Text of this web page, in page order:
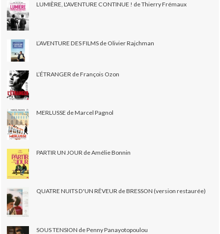
LUMIÈRE, L'AVENTURE CONTINUE ! de Thierry Frémaux
L’AVENTURE DES FILMS de Olivier Rajchman
L’ÉTRANGER de François Ozon
MERLUSSE de Marcel Pagnol
PARTIR UN JOUR de Amélie Bonnin
QUATRE NUITS D'UN RÊVEUR de BRESSON (version restaurée)
SOUS TENSION de Penny Panayotopoulou